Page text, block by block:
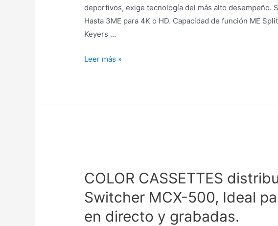
deportivos, exige tecnología del más alto desempeño.
Hasta 3ME para 4K o HD. Capacidad de función ME
Keyers …
Leer más »
COLOR CASSETTES
Switcher MCX-500, Ideal
en directo y grabadas.